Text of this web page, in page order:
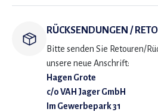
RÜCKSENDUNGEN /
Bitte senden Sie Retouren/
unsere neue Anschrift:
Hagen Grote
c/o VAH Jager GmbH
Im Gewerbepark 31